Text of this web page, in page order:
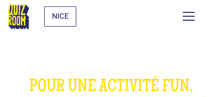
NICE
POUR UNE ACTIVITÉ FUN,